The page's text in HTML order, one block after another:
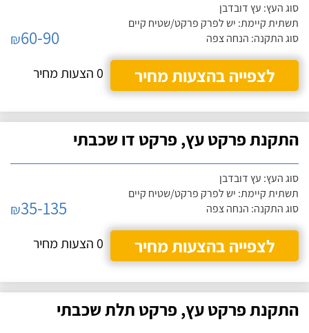
סוג העץ: עץ דובדבן
תשתית קיימת: יש לפרק פרקט/שטיח קיים
סוג התקנה: הנחה צפה
₪60-90
לצפייה בהצעות מחיר
0 הצעות מחיר
התקנת פרקט עץ, פרקט דו שכבתי
סוג העץ: עץ דובדבן
תשתית קיימת: יש לפרק פרקט/שטיח קיים
סוג התקנה: הנחה צפה
₪35-135
לצפייה בהצעות מחיר
0 הצעות מחיר
התקנת פרקט עץ, פרקט תלת שכבתי